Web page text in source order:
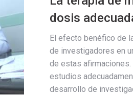
dosis
El efecto benéfico de
de investigadores en
de estas
estudios
desarrollo de